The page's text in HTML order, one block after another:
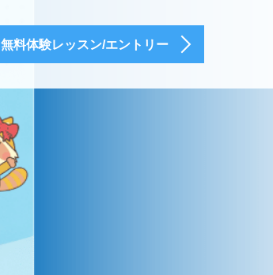
無料体験レッスン/エントリー